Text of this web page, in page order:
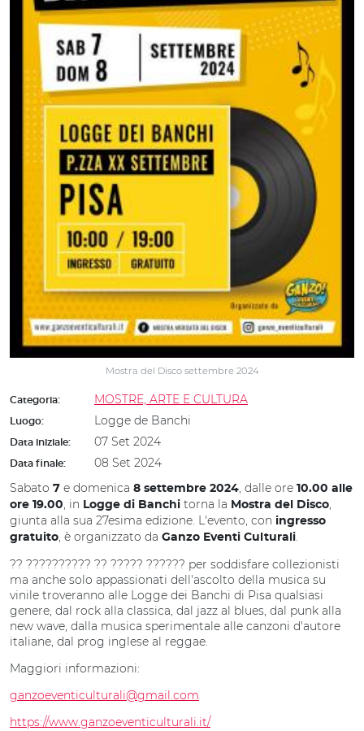
Mostra del Disco settembre 2024
Categoria: MOSTRE, ARTE E CULTURA
Luogo: Logge de Banchi
Data iniziale: 07 Set 2024
Data finale:
08 Set 2024
Sabato 7 e domenica 8 settembre 2024 , dalle ore 10.00 alle
ore 19.00
, in Logge di Banchi torna la Mostra del Disco
giunta alla sua 27esima edizione. L'evento, con ingresso
gratuito , è organizzato da Ganzo Eventi Culturali
?? ?????????? ?? ????? ?????? per soddisfare collezionisti
ma anche solo appassionati dell'ascolto della musica su
vinile troveranno alle Logge dei Banchi di Pisa qualsiasi
genere, dal rock alla classica, dal jazz al blues, dal punk alla
new wave, dalla musica sperimentale alle canzoni d'autore
italiane, dal prog inglese al reggae.
Maggiori informazioni:
ganzoeventiculturali@gmail.com
https://www.ganzoeventiculturali.it/